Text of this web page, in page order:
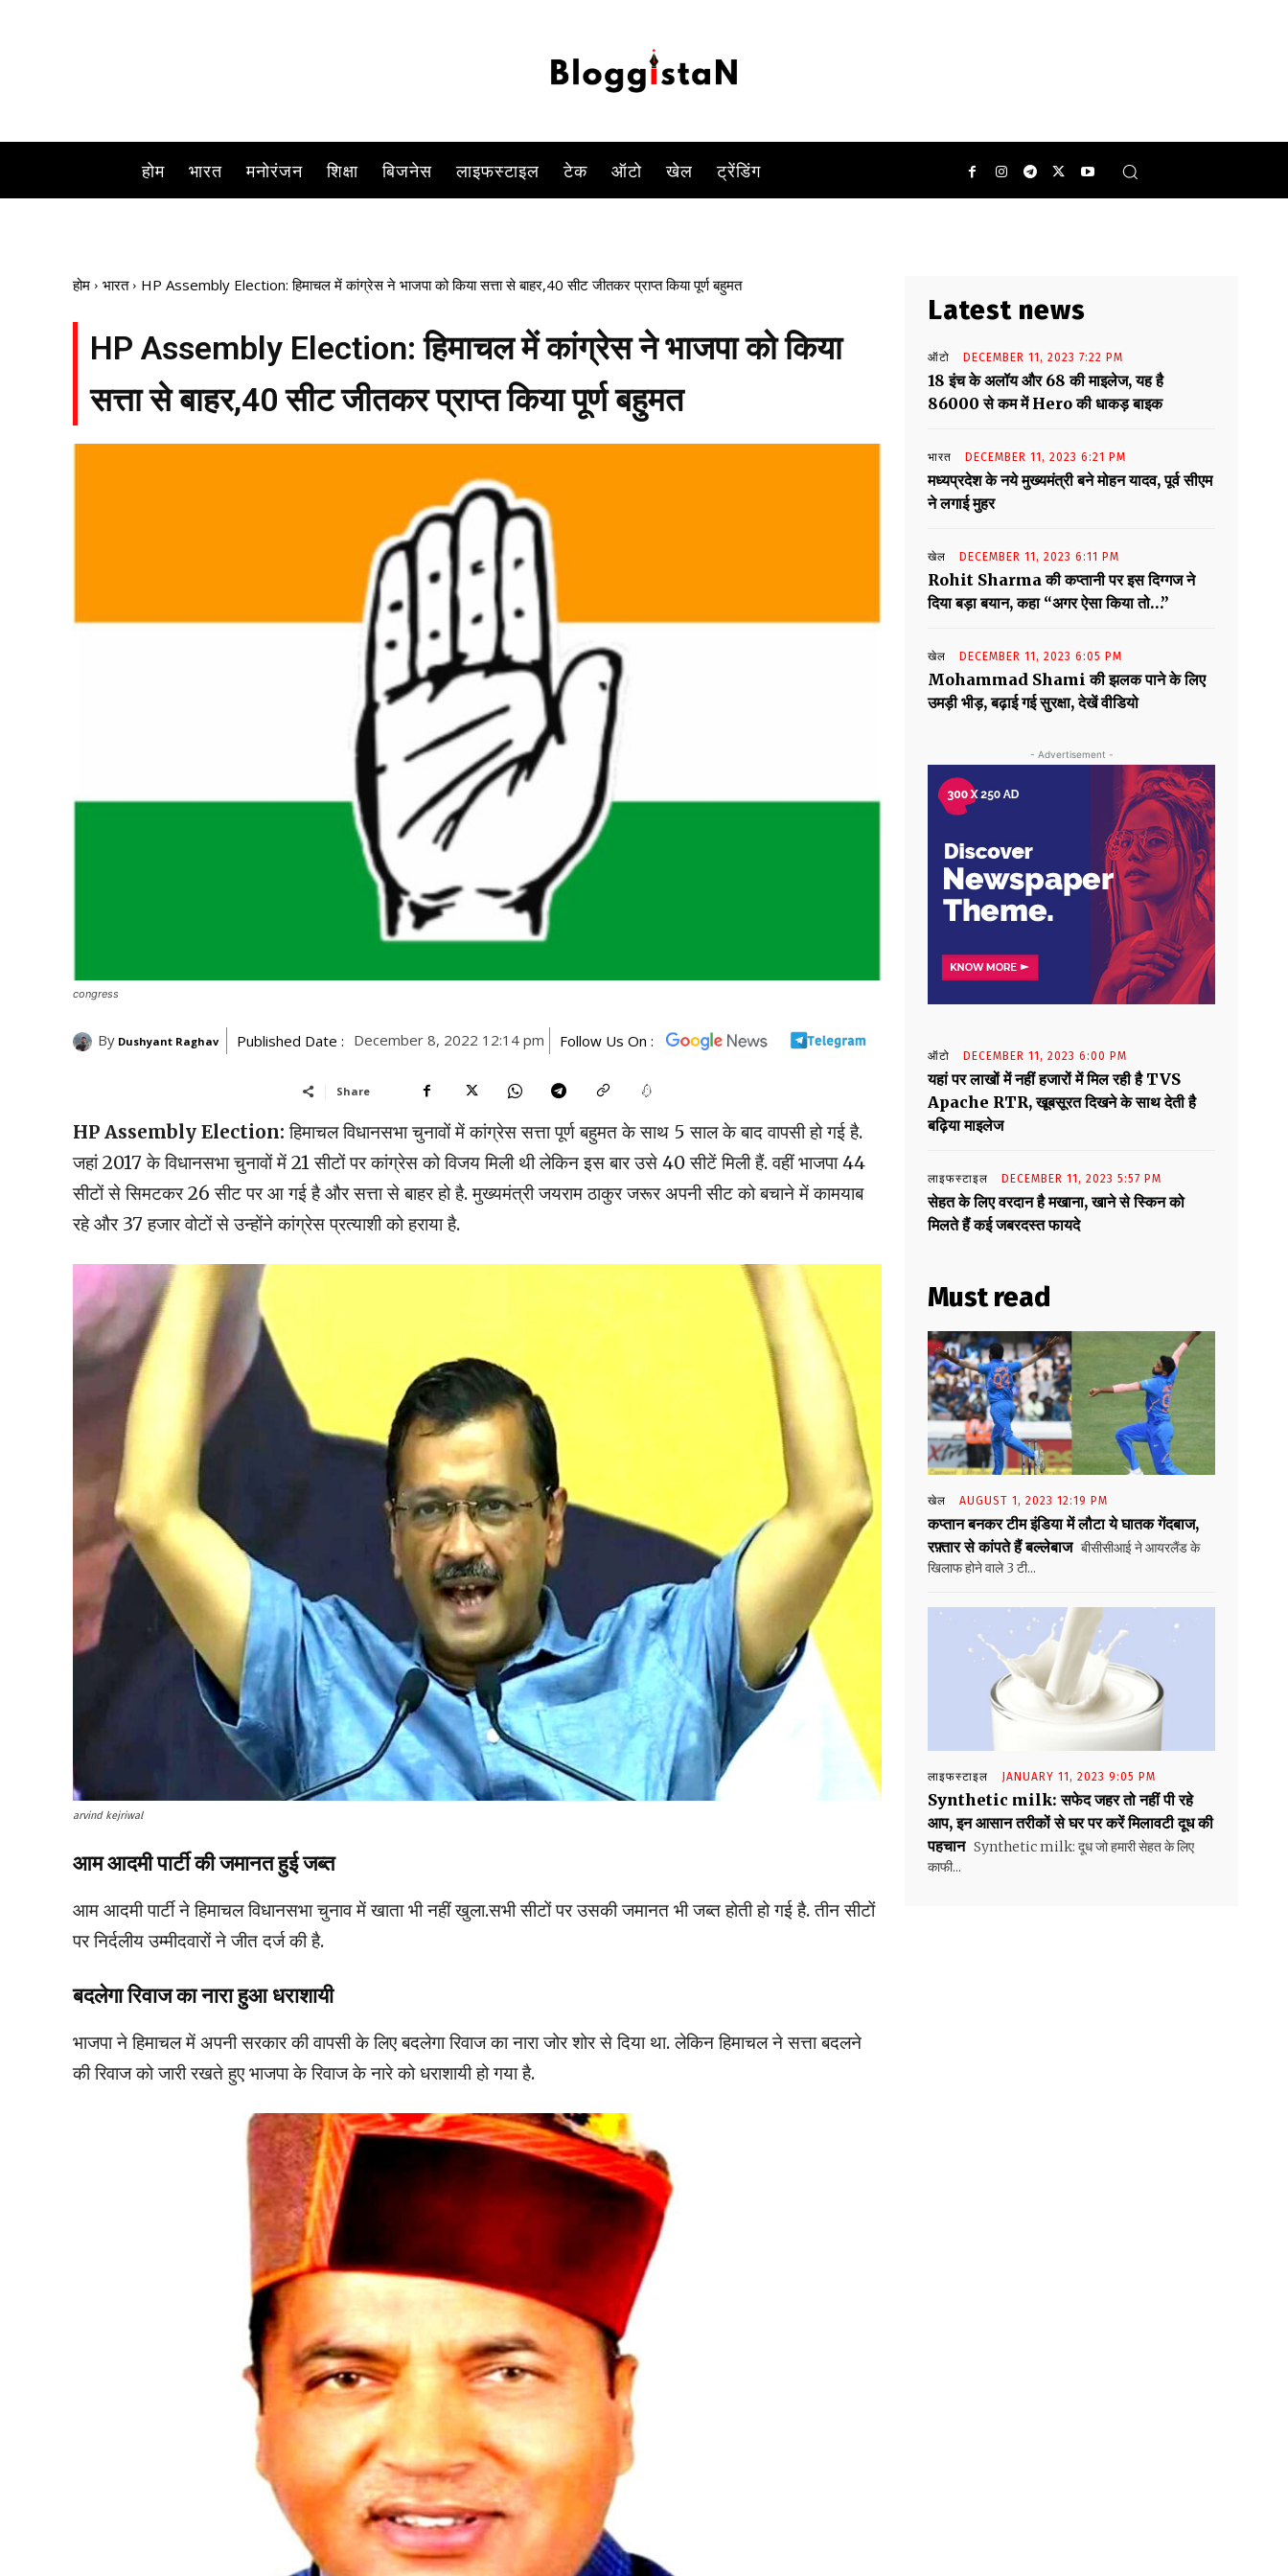
होम भारत मनोरंजन शिक्षा बिजनेस लाइफस्टाइल टेक ऑटो खेल ट्रेंडिंग
होम भारत HP Assembly Election: हिमाचल में कांग्रेस ने भाजपा को किया सत्ता से बाहर,40 सीट जीतकर प्राप्त किया पूर्ण बहुमत
HP Assembly Election: हिमाचल में कांग्रेस ने भाजपा को किया
सत्ता से बाहर,40 सीट जीतकर प्राप्त किया पूर्ण बहुमत
congress
By Dushyant Raghav Published Date : December 8, 2022 12:14 pm Follow Us On :
Share
HP Assembly Election: हिमाचल विधानसभा चुनावों में कांग्रेस सत्ता पूर्ण बहुमत के साथ 5 साल के बाद वापसी हो गई है.
जहां 2017 के विधानसभा चुनावों में 21 सीटों पर कांग्रेस को विजय मिली थी लेकिन इस बार उसे 40 सीटें मिली हैं. वहीं भाजपा 44
सीटों से सिमटकर 26 सीट पर आ गई है और सत्ता से बाहर हो है. मुख्यमंत्री जयराम ठाकुर जरूर अपनी सीट को बचाने में कामयाब
रहे और 37 हजार वोटों से उन्होंने कांग्रेस प्रत्याशी को हराया है.
arvind kejriwal
आम आदमी पार्टी की जमानत हुई जब्त
आम आदमी पार्टी ने हिमाचल विधानसभा चुनाव में खाता भी नहीं खुला.सभी सीटों पर उसकी जमानत भी जब्त होती हो गई है. तीन सीटों
पर निर्दलीय उम्मीदवारों ने जीत दर्ज की है.
बदलेगा रिवाज का नारा हुआ धराशायी
भाजपा ने हिमाचल में अपनी सरकार की वापसी के लिए बदलेगा रिवाज का नारा जोर शोर से दिया था. लेकिन हिमाचल ने सत्ता बदलने
की रिवाज को जारी रखते हुए भाजपा के रिवाज के नारे को धराशायी हो गया है.
Latest news
ऑटो DECEMBER 11, 2023 7:22 PM
18 इंच के अलॉय और 68 की माइलेज, यह है
86000 से कम में Hero की धाकड़ बाइक
भारत DECEMBER 11, 2023 6:21 PM
मध्यप्रदेश के नये मुख्यमंत्री बने मोहन यादव, पूर्व सीएम
ने लगाई मुहर
खेल DECEMBER 11, 2023 6:11 PM
Rohit Sharma की कप्तानी पर इस दिग्गज ने
दिया बड़ा बयान, कहा “अगर ऐसा किया तो…”
खेल DECEMBER 11, 2023 6:05 PM
Mohammad Shami की झलक पाने के लिए
उमड़ी भीड़, बढ़ाई गई सुरक्षा, देखें वीडियो
- Advertisement -
ऑटो DECEMBER 11, 2023 6:00 PM
यहां पर लाखों में नहीं हजारों में मिल रही है TVS
Apache RTR, खूबसूरत दिखने के साथ देती है
बढ़िया माइलेज
लाइफस्टाइल DECEMBER 11, 2023 5:57 PM
सेहत के लिए वरदान है मखाना, खाने से स्किन को
मिलते हैं कई जबरदस्त फायदे
Must read
खेल AUGUST 1, 2023 12:19 PM
कप्तान बनकर टीम इंडिया में लौटा ये घातक गेंदबाज,
रफ़्तार से कांपते हैं बल्लेबाज बीसीसीआई ने आयरलैंड के
खिलाफ होने वाले 3 टी...
लाइफस्टाइल JANUARY 11, 2023 9:05 PM
Synthetic milk: सफेद जहर तो नहीं पी रहे
आप, इन आसान तरीकों से घर पर करें मिलावटी दूध की
पहचान Synthetic milk: दूध जो हमारी सेहत के लिए
काफी...